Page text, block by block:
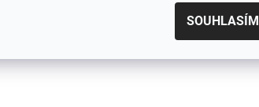
SOUHLASÍM